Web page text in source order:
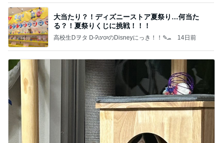
大当たり？！ディズニーストア夏祭り…何当た
る？！夏祭りくじに挑戦！！！
高校生Dヲタ Ꭰ-ᎮꭵꭹꭴのDisneyにっき！！✎ܚ 14日前